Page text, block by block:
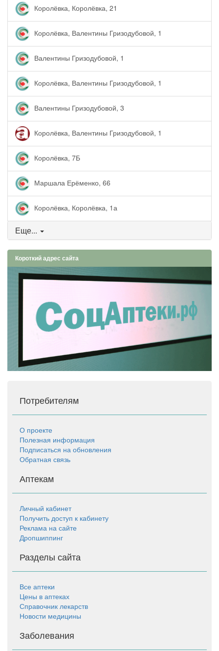
Королёвка, Королёвка, 21
Королёвка, Валентины Гризодубовой, 1
Валентины Гризодубовой, 1
Королёвка, Валентины Гризодубовой, 1
Валентины Гризодубовой, 3
Королёвка, Валентины Гризодубовой, 1
Королёвка, 7Б
Маршала Ерёменко, 66
Королёвка, Королёвка, 1а
Еще...
Короткий адрес сайта
Потребителям
О проекте
Полезная информация
Подписаться на обновления
Обратная связь
Аптекам
Личный кабинет
Получить доступ к кабинету
Реклама на сайте
Дропшиппинг
Разделы сайта
Все аптеки
Цены в аптеках
Справочник лекарств
Новости медицины
Заболевания